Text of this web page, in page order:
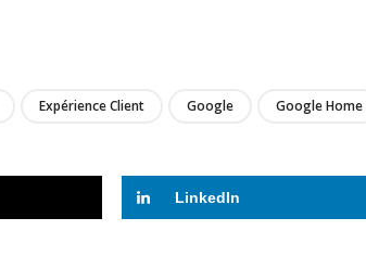
Expérience Client Google Google Home
LinkedIn